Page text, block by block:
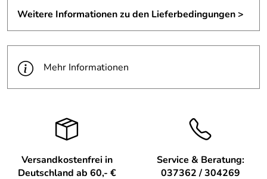
Verwendung & Funktion – "Baumbehang Kirche Plauener
Diese kunstvolle Dekoration eignet sich hervorragend als
Christbaumschmuck oder als Hingucker auf einem
Adventsgesteck. Einfach das Band an einem Ast
befestigen oder kreativ platzieren. Der feine Behang bringt
Lieferumfang "Baumbehang Kirche Plauener Spitze
BxHxT 9x9x0,1cm" – Höhe mit Maßangabe ca. "
Baumbehang Kirche Plauener Spitze (1 Stück)
Weitere Informationen zu den Lieferbedingungen >
Mehr Informationen
Versandkostenfrei in
Deutschland ab 60,- €
Service & Beratung:
037362 / 304269